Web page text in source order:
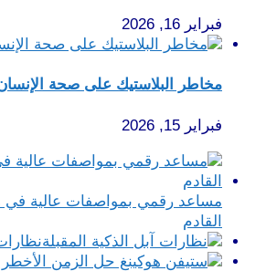
فبراير 16, 2026
مخاطر البلاستيك على صحة
فبراير 15, 2026
مساعد رقمي بمواصفات عالية
القادم